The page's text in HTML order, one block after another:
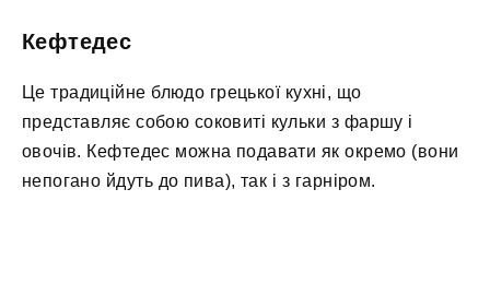
Кефтедес
Це традиційне блюдо грецької кухні, що
представляє собою соковиті кульки з фаршу і
овочів. Кефтедес можна подавати як окремо (вони
непогано йдуть до пива), так і з гарніром.